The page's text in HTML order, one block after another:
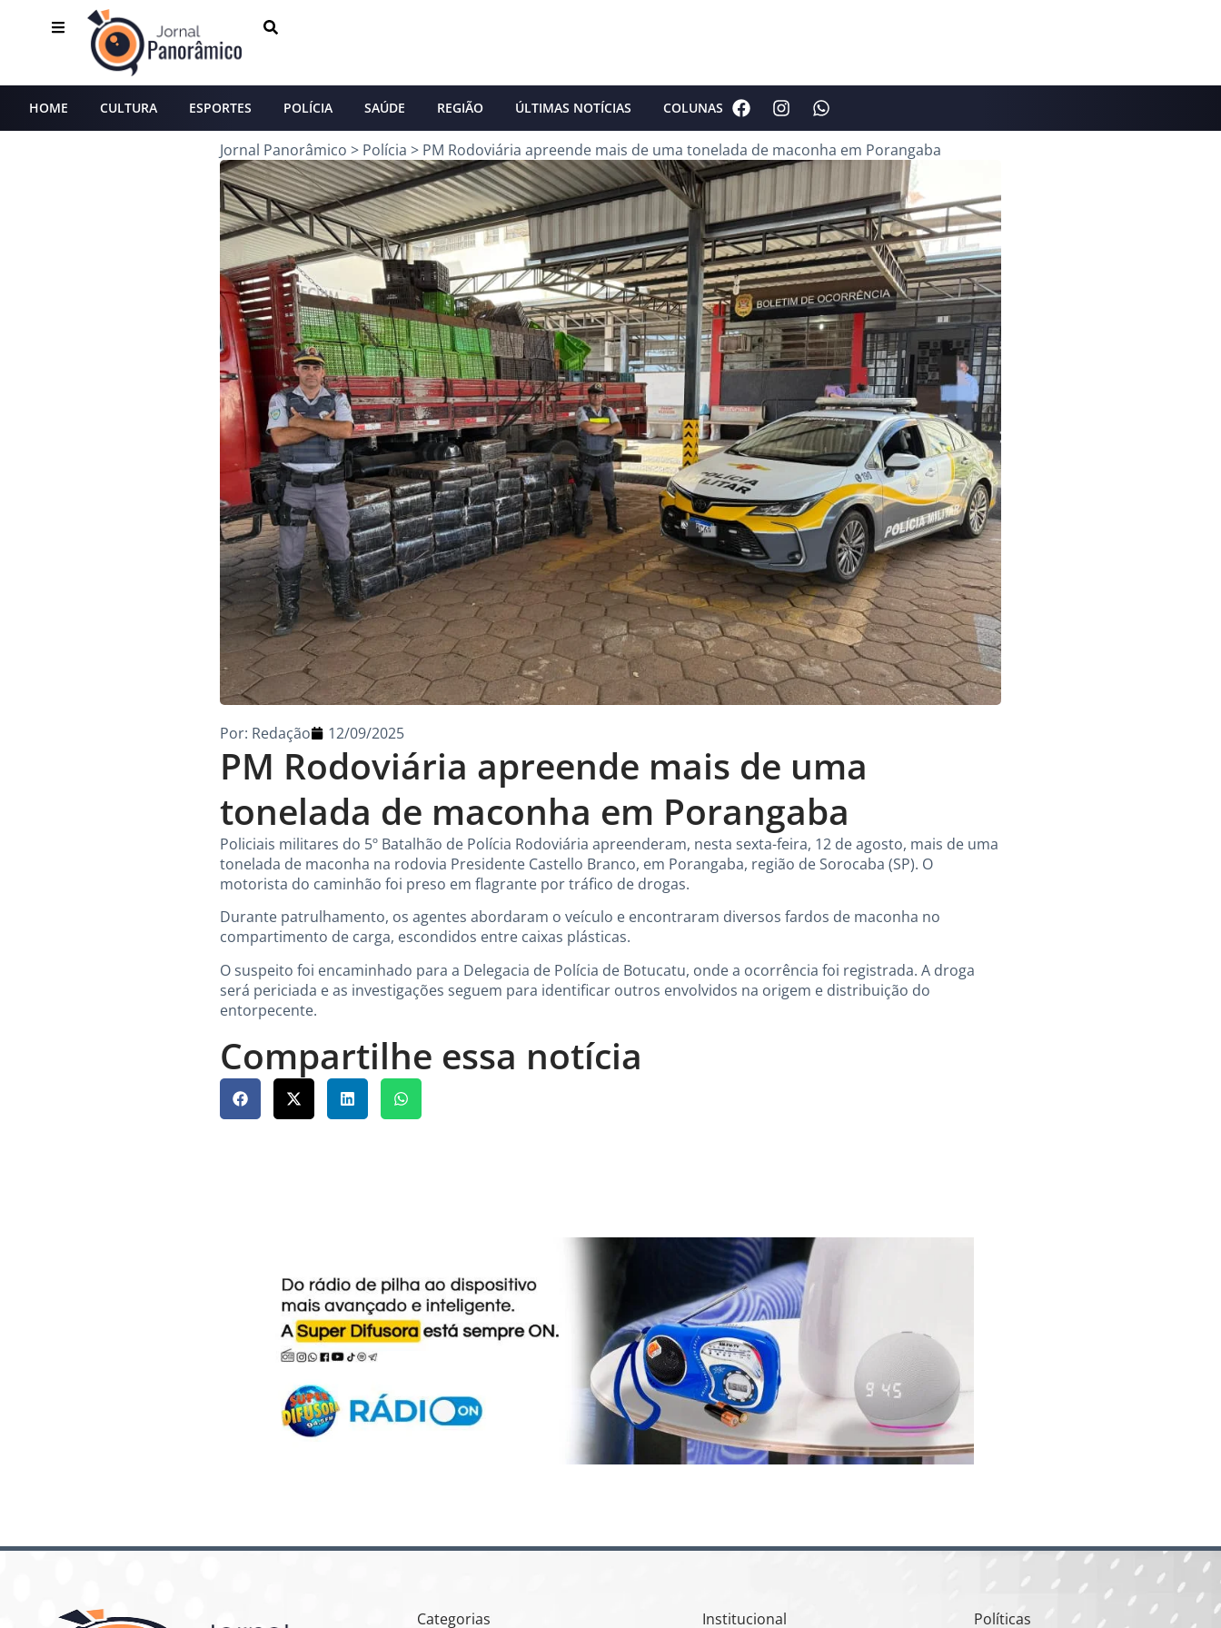
HOME CULTURA ESPORTES POLÍCIA SAÚDE REGIÃO ÚLTIMAS NOTÍCIAS COLUNAS
Jornal Panorâmico > Polícia > PM Rodoviária apreende mais de uma tonelada de maconha em Porangaba
PM Rodoviária apreende mais de uma
tonelada de maconha em Porangaba
Por: Redação 12/09/2025
Policiais militares do 5º Batalhão de Polícia Rodoviária apreenderam, nesta sexta-feira, 12 de agosto, mais de uma
tonelada de maconha na rodovia Presidente Castello Branco, em Porangaba, região de Sorocaba (SP). O
motorista do caminhão foi preso em flagrante por tráfico de drogas.
Durante patrulhamento, os agentes abordaram o veículo e encontraram diversos fardos de maconha no
compartimento de carga, escondidos entre caixas plásticas.
O suspeito foi encaminhado para a Delegacia de Polícia de Botucatu, onde a ocorrência foi registrada. A droga
será periciada e as investigações seguem para identificar outros envolvidos na origem e distribuição do
entorpecente.
Compartilhe essa notícia
Categorias Institucional Políticas